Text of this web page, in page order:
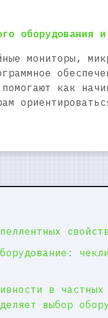
оборудования и
мониторы,
как
в
выбор